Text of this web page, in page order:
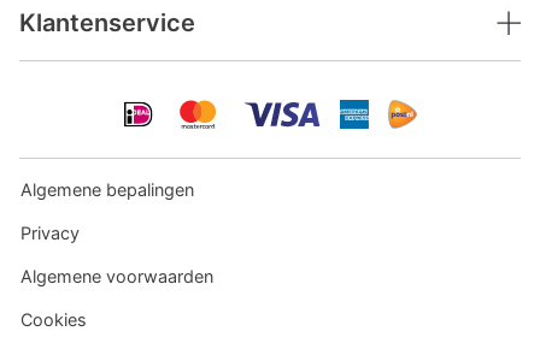
Klantenservice
Algemene bepalingen
Privacy
Algemene voorwaarden
Cookies